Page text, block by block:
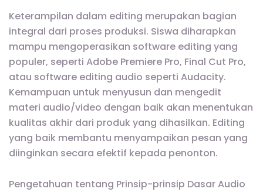
Keterampilan dalam editing merupakan bagian
integral dari proses produksi. Siswa diharapkan
mampu mengoperasikan software editing yang
populer, seperti Adobe Premiere Pro, Final Cut Pro,
atau software editing audio seperti Audacity.
Kemampuan untuk menyusun dan mengedit
materi audio/video dengan baik akan menentukan
kualitas akhir dari produk yang dihasilkan. Editing
yang baik membantu menyampaikan pesan yang
diinginkan secara efektif kepada penonton.
Pengetahuan tentang Prinsip-prinsip Dasar Audio